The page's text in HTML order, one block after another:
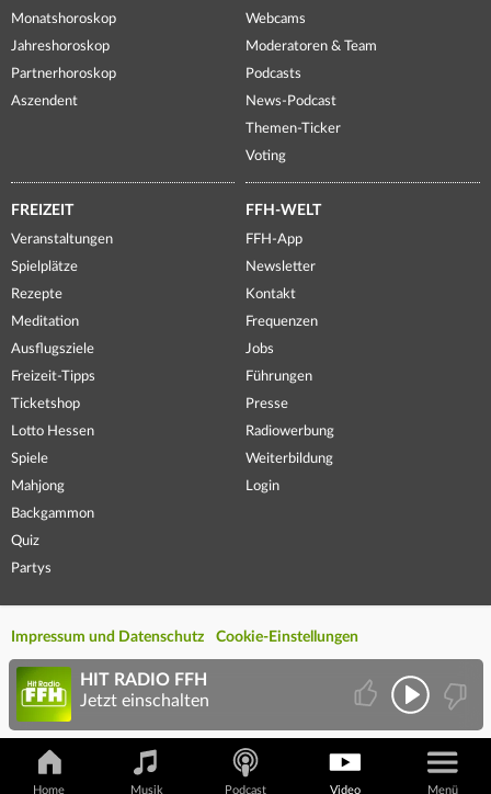
Monatshoroskop
Jahreshoroskop
Partnerhoroskop
Aszendent
Webcams
Moderatoren & Team
Podcasts
News-Podcast
Themen-Ticker
Voting
FREIZEIT
Veranstaltungen
Spielplätze
Rezepte
Meditation
Ausflugsziele
Freizeit-Tipps
Ticketshop
Lotto Hessen
Spiele
Mahjong
Backgammon
Quiz
Partys
FFH-WELT
FFH-App
Newsletter
Kontakt
Frequenzen
Jobs
Führungen
Presse
Radiowerbung
Weiterbildung
Login
Impressum und Datenschutz Cookie-Einstellungen
Home Musik Podcast Video Menü
HIT RADIO FFH
Jetzt einschalten